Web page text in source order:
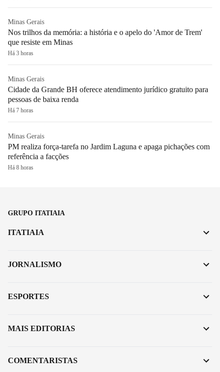
Minas Gerais
Nos trilhos da memória: a história e o apelo do 'Amor de Trem'
que resiste em Minas
Há 3 horas
Minas Gerais
Cidade da Grande BH oferece atendimento jurídico gratuito para
pessoas de baixa renda
Há 7 horas
Minas Gerais
PM realiza força-tarefa no Jardim Laguna e apaga pichações com
referência a facções
Há 8 horas
GRUPO ITATIAIA
ITATIAIA
JORNALISMO
ESPORTES
MAIS EDITORIAS
COMENTARISTAS